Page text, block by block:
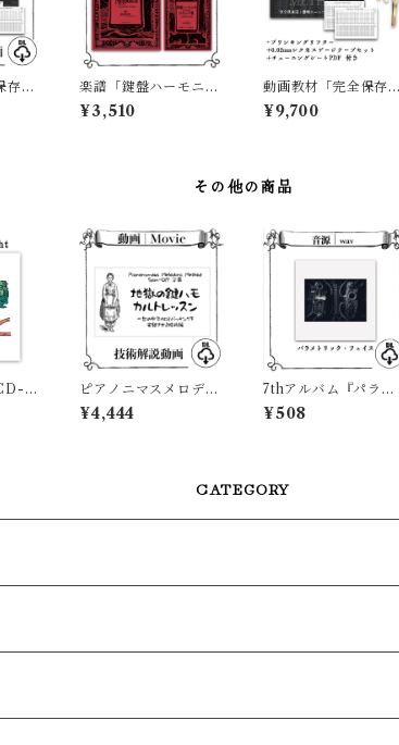
存
楽譜「鍵盤ハーモニカ
のためのエチュード 集
〜44鍵で奏でる13
¥3,510
動画教材「完全保存
版！鍵盤ハーモニカ調
律マニュアル」＋工具
¥9,700
その他の商品
R
ピアノニマスメロディ
カメソッド（スピンオ
フ）地獄の鍵ハモカル
¥4,444
7thアルバム『パラメ
トリック・フェイス』
¥508
CATEGORY